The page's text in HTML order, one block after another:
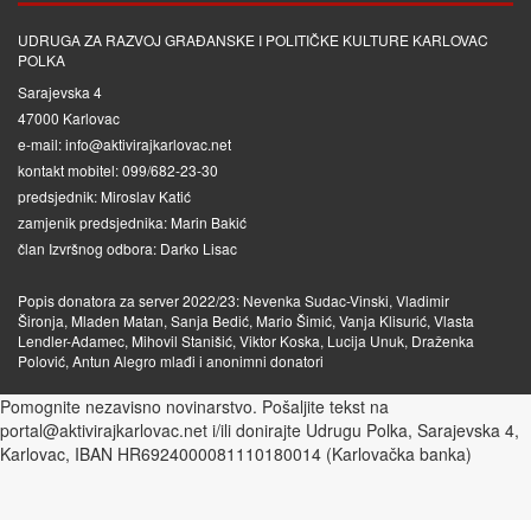
UDRUGA ZA RAZVOJ GRAĐANSKE I POLITIČKE KULTURE KARLOVAC
POLKA
Sarajevska 4
47000 Karlovac
e-mail: info@aktivirajkarlovac.net
kontakt mobitel: 099/682-23-30
predsjednik: Miroslav Katić
zamjenik predsjednika: Marin Bakić
član Izvršnog odbora: Darko Lisac
Popis donatora za server 2022/23: Nevenka Sudac-Vinski, Vladimir
Šironja, Mladen Matan, Sanja Bedić, Mario Šimić, Vanja Klisurić, Vlasta
Lendler-Adamec, Mihovil Stanišić, Viktor Koska, Lucija Unuk, Draženka
Polović, Antun Alegro mlađi i anonimni donatori
Pomognite nezavisno novinarstvo. Pošaljite tekst na
portal@aktivirajkarlovac.net i/ili donirajte Udrugu Polka, Sarajevska 4,
Karlovac, IBAN HR6924000081110180014 (Karlovačka banka)